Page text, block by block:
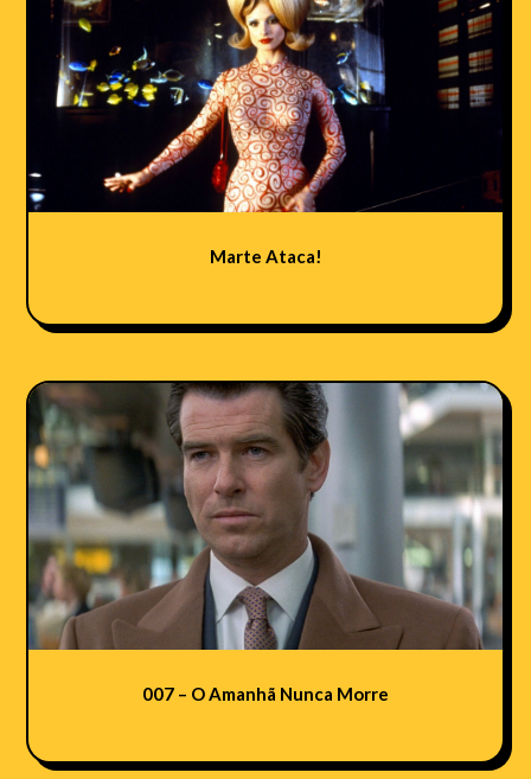
Marte Ataca!
007 – O Amanhã Nunca Morre